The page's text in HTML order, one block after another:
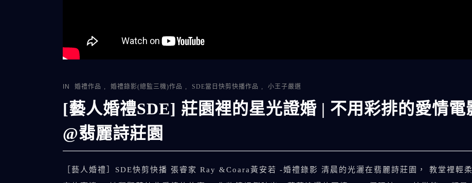
IN 婚禮作品 , 婚禮錄影(總監三機)作品 , SDE當日快剪快播作品 , 小王子嚴選
[藝人婚禮SDE] 莊園裡的星光證婚 | 不用彩排的愛情
@翡麗詩莊園
［藝人婚禮］SDE快剪快播 張睿家 Ray &Coara黃安若 -婚禮錄影 清晨的光灑在翡麗詩莊園， 教堂裡輕